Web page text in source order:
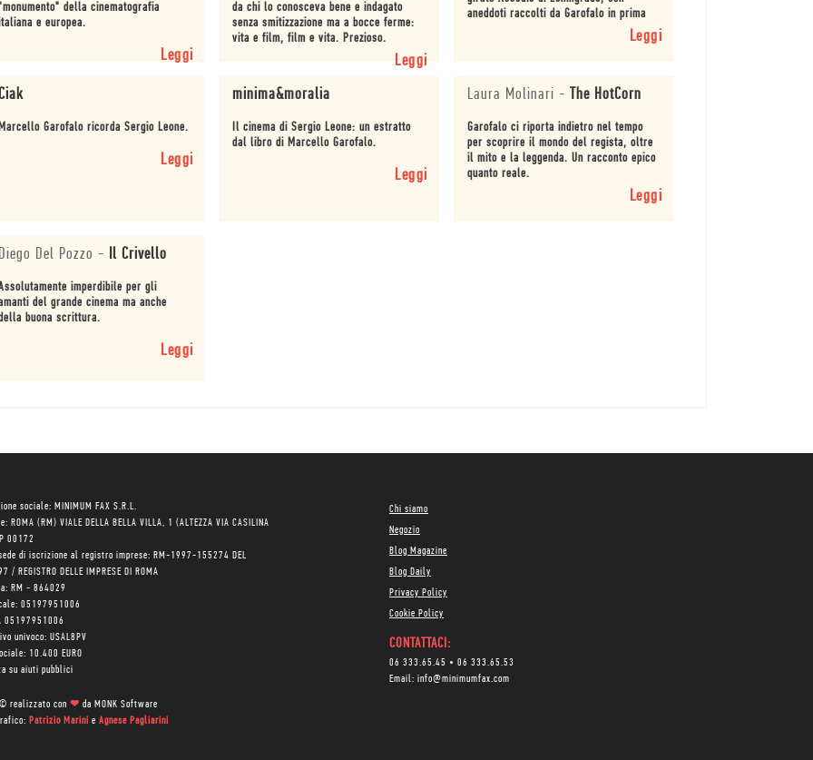
della cinematografia
e europea.
Leggi
da chi lo conosceva bene e indagato
senza smitizzazione ma a bocce ferme:
vita e film, film e vita. Prezioso.
Leggi
aneddoti raccolti da Garofalo in prima
Leggi
Garofalo ricorda Sergio Leone.
Leggi
minima&moralia
Il cinema di Sergio Leone: un estratto
dal libro di Marcello Garofalo.
Leggi
Laura Molinari - The HotCorn
Garofalo ci riporta indietro nel tempo
per scoprire il mondo del regista, oltre
il mito e la leggenda. Un racconto epico
quanto reale.
Leggi
Del Pozzo - Il Crivello
imperdibile per gli
del grande cinema ma anche
buona scrittura.
Leggi
sociale: MINIMUM FAX S.R.L.
ROMA (RM) VIALE DELLA BELLA VILLA, 1 (ALTEZZA VIA CASILINA
00172
di iscrizione al registro imprese: RM-1997-155274 DEL
/ REGISTRO DELLE IMPRESE DI ROMA
RM - 864029
05197951006
05197951006
univoco: USAL8PV
10.400 EURO
su aiuti pubblici
realizzato con ❤ da MONK Software
Patrizio Marini e Agnese Pagliarini
Chi siamo
Negozio
Blog Magazine
Blog Daily
Privacy Policy
Cookie Policy
CONTATTACI:
06 333.65.45 • 06 333.65.53
Email: info@minimumfax.com